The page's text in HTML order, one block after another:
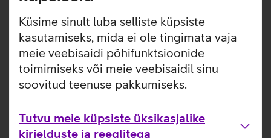
Küsime sinult luba selliste küpsiste
kasutamiseks, mida ei ole tingimata vaja
meie veebisaidi põhifunktsioonide
toimimiseks või meie veebisaidil sinu
soovitud teenuse pakkumiseks.
Tutvu meie küpsiste üksikasjalike
kirjelduste ja reeglitega